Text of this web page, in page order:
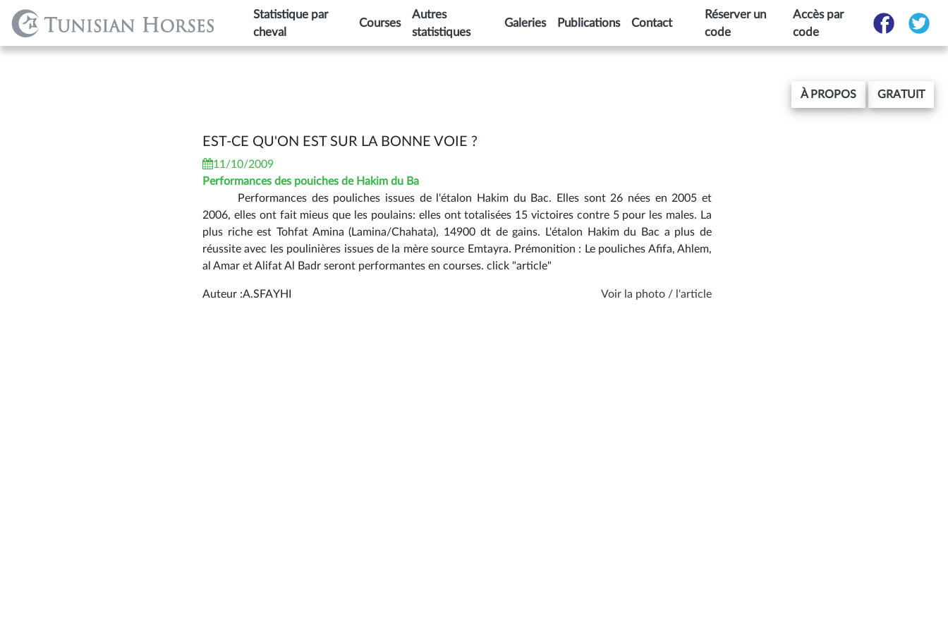
Statistique par
cheval
Courses
Autres
statistiques
Galeries Publications Contact
Réserver un
code
Accès par
code
À PROPOS GRATUIT
EST-CE QU'ON EST SUR LA BONNE VOIE ?
11/10/2009
Performances des pouiches de Hakim du Ba
Performances des pouliches issues de l'étalon Hakim du Bac. Elles sont 26 nées en 2005 et
2006, elles ont fait mieus que les poulains: elles ont totalisées 15 victoires contre 5 pour les males. La
plus riche est Tohfat Amina (Lamina/Chahata), 14900 dt de gains. L'étalon Hakim du Bac a plus de
réussite avec les poulinières issues de la mère source Emtayra. Prémonition : Le pouliches Afifa, Ahlem,
al Amar et Alifat Al Badr seront performantes en courses. click "article"
Auteur :A.SFAYHI Voir la photo / l'article